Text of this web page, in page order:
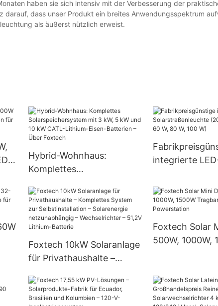
haben sie sich intensiv mit der Verbesserung der
dass unser Produkt ein breites Anwendungsspektrum
als äußerst nützlich erweist.
Hybrid-Wohnhaus:
Komplettes
kW, 5 kW und 10 kW CATL-
Lithium-Eisen-Batterien –
Über Foxtech
integrierte
W, 30 W, 40 W,
W, 100 W)
Foxtech 10kW Solaranlage
für Privathaushalte –
Selbstinstallation –
Solarenergie
Foxtech Solar
500W, 1000W,